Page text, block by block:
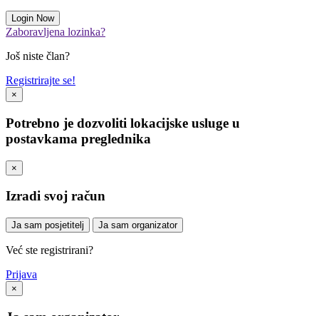
Zaboravljena lozinka?
Još niste član?
Registrirajte se!
×
Potrebno je dozvoliti lokacijske usluge u
postavkama preglednika
×
Izradi svoj račun
Ja sam posjetitelj Ja sam organizator
Već ste registrirani?
Prijava
×